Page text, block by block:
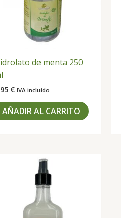
de menta 250
€ IVA incluido
AÑADIR AL CARRITO